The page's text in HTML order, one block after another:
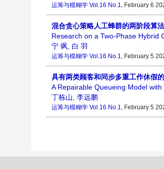
运筹与模糊学 Vol.16 No.1, February 6
混合贪心策略人工蜂群的两阶段算
Research on a Two-Phase Hybrid
宁 飒 白 羽
运筹与模糊学 Vol.16 No.1, February 5
具有两类顾客和同步多重工作休假
A Repairable Queueing Model
丁栋山 李远鹏
运筹与模糊学 Vol.16 No.1, February 5